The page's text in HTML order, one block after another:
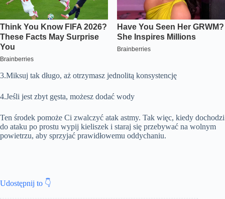
3.Miksuj tak długo, aż otrzymasz jednolitą konsystencję
4.Jeśli jest zbyt gęsta, możesz dodać wody
Ten środek pomoże Ci zwalczyć atak astmy. Tak więc, kiedy dochodzi
do ataku po prostu wypij kieliszek i staraj się przebywać na wolnym
powietrzu, aby sprzyjać prawidłowemu oddychaniu.
Udostępnij to 👇